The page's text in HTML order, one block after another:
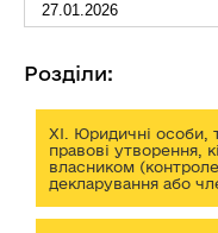
Розділи:
ІХ. Цінні папери
Х. Корпоративні права
ХІ. Юридичні особи,
правові утворення,
власником
декларування або